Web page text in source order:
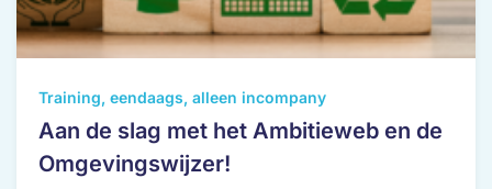
Training, eendaags, alleen incompany
Aan de slag met het Ambitieweb en de
Omgevingswijzer!